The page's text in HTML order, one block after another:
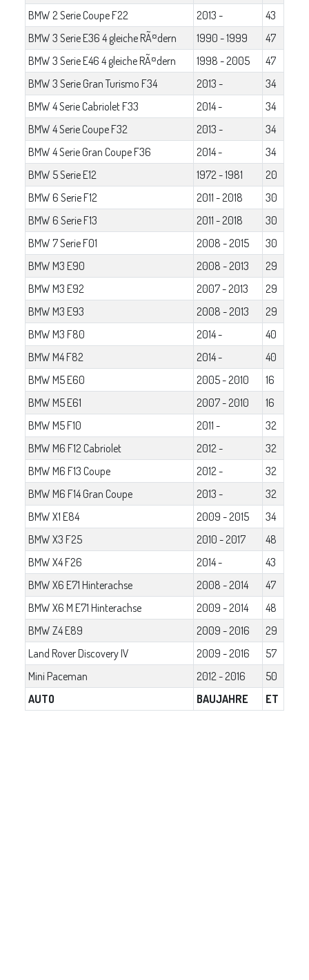
BMW 2 Serie Coupe F22
2013 -
43
BMW 3 Serie E36 4 gleiche RÃ¤dern
1990 - 1999
47
BMW 3 Serie E46 4 gleiche RÃ¤dern
1998 - 2005
47
BMW 3 Serie Gran Turismo F34
2013 -
34
BMW 4 Serie Cabriolet F33
2014 -
34
BMW 4 Serie Coupe F32
2013 -
34
BMW 4 Serie Gran Coupe F36
2014 -
34
BMW 5 Serie E12
1972 - 1981
20
BMW 6 Serie F12
2011 - 2018
30
BMW 6 Serie F13
2011 - 2018
30
BMW 7 Serie F01
2008 - 2015
30
BMW M3 E90
2008 - 2013
29
BMW M3 E92
2007 - 2013
29
BMW M3 E93
2008 - 2013
29
BMW M3 F80
2014 -
40
BMW M4 F82
2014 -
40
BMW M5 E60
2005 - 2010
16
BMW M5 E61
2007 - 2010
16
BMW M5 F10
2011 -
32
BMW M6 F12 Cabriolet
2012 -
32
BMW M6 F13 Coupe
2012 -
32
BMW M6 F14 Gran Coupe
2013 -
32
BMW X1 E84
2009 - 2015
34
BMW X3 F25
2010 - 2017
48
BMW X4 F26
2014 -
43
BMW X6 E71 Hinterachse
2008 - 2014
47
BMW X6 M E71 Hinterachse
2009 - 2014
48
BMW Z4 E89
2009 - 2016
29
Land Rover Discovery IV
2009 - 2016
57
Mini Paceman
2012 - 2016
50
AUTO
BAUJAHRE ET